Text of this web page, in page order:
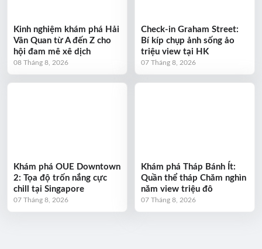
Kinh nghiệm khám phá Hải
Vân Quan từ A đến Z cho
hội đam mê xê dịch
08 Tháng 8, 2026
Check-in Graham Street:
Bí kíp chụp ảnh sống ảo
triệu view tại HK
07 Tháng 8, 2026
Khám phá OUE Downtown
2: Tọa độ trốn nắng cực
chill tại Singapore
07 Tháng 8, 2026
Khám phá Tháp Bánh Ít:
Quần thể tháp Chăm nghìn
năm view triệu đô
07 Tháng 8, 2026